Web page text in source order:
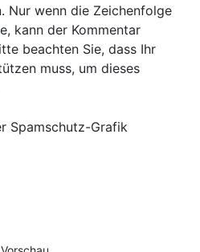
Nur wenn die Zeichenfolge
kann der Kommentar
beachten Sie, dass Ihr
muss, um dieses
Spamschutz-Grafik